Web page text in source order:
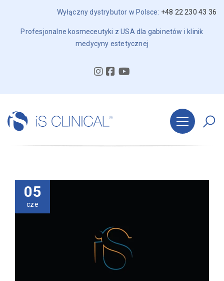
Wyłączny dystrybutor w Polsce: +48 22 230 43 36
Profesjonalne kosmeceutyki z USA dla gabinetów i klinik
medycyny estetycznej
05
cze